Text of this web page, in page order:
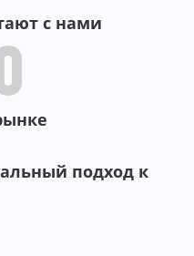
с нами
подход к